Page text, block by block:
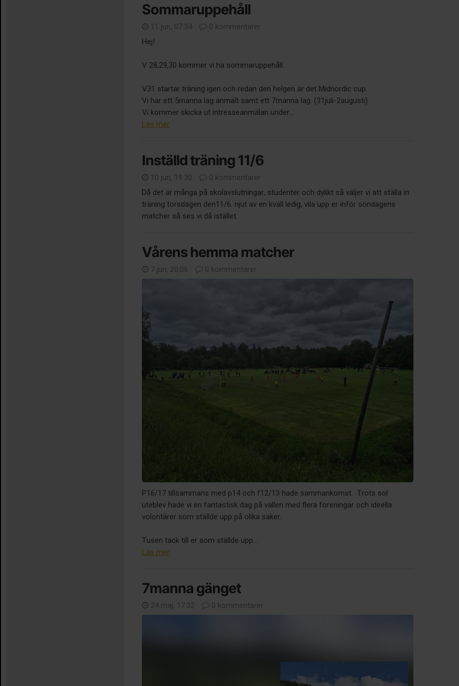
Sommaruppehåll
11 jun, 07:34
0 kommentarer
Hej!
V 28,29,30 kommer vi ha sommaruppehåll.
V31 startar träning igen och redan den helgen är det Midnordic cup.
Vi har ett 5manna lag anmält samt ett 7manna lag. (31juli-2augusti)
Vi kommer skicka ut intresseanmälan under...
Läs mer
Inställd träning 11/6
10 jun, 19:30
0 kommentarer
Då det är många på skolavslutningar, studenter och dylikt så väljer vi att ställa in
träning torsdagen den11/6. njut av en kväll ledig, vila upp er inför söndagens
matcher så ses vi då istället.
Vårens hemma matcher
7 jun, 20:06 0 kommentarer
P16/17 tillsammans med p14 och f12/13 hade sammankomst. Trots sol
uteblev hade vi en fantastisk dag på vallen med flera föreningar och ideella
volontärer som ställde upp på olika saker.
Tusen tack till er som ställde upp...
Läs mer
7manna gänget
24 maj, 17:32 0 kommentarer